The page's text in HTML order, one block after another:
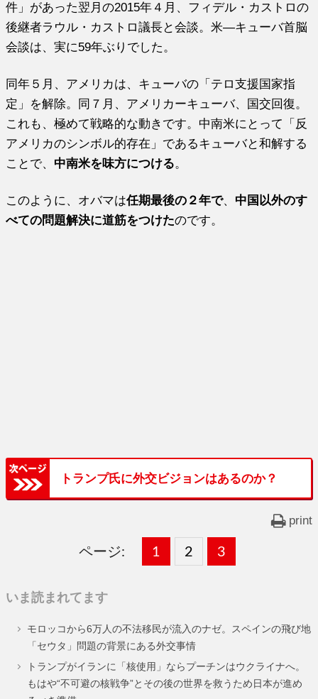
件」があった翌月の2015年４月、フィデル・カストロの
後継者ラウル・カストロ議長と会談。米―キューバ首脳
会談は、実に59年ぶりでした。
同年５月、アメリカは、キューバの「テロ支援国家指
定」を解除。同７月、アメリカーキューバ、国交回復。
これも、極めて戦略的な動きです。中南米にとって「反
アメリカのシンボル的存在」であるキューバと和解する
ことで、 中南米を味方につける。
このように、オバマは任期最後の２年で、 中国以外のす
べての問題解決に道筋をつけたのです。
トランプ氏に外交ビジョンはあるのか？
print
ページ:
固
ー
ジ
1 ,
固
ー
ジ
2 ,
固
ー
ジ
3
いま読まれてます
モロッコから6万人の不法移民が流入のナゼ。スペインの飛び地
「セウタ」問題の背景にある外交事情
トランプがイランに「核使用」ならプーチンはウクライナへ。
もはや“不可避の核戦争”とその後の世界を救うため日本が進め